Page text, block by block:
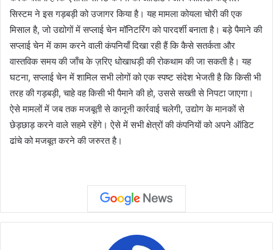
सिस्टम ने इस गड़बड़ी को उजागर किया है। यह मामला कोयला चोरी की एक
मिसाल है, जो उद्योगों में सप्लाई चेन मॉनिटरिंग को पारदर्शी बनाता है। बड़े पैमाने की
सप्लाई चेन में काम करने वाली कंपनियाँ दिखा रही हैं कि कैसे सतर्कता और
वास्तविक समय की जाँच के ज़रिए धोखाधड़ी की रोकथाम की जा सकती है। यह
घटना, सप्लाई चेन में शामिल सभी लोगों को एक स्पष्ट संदेश भेजती है कि किसी भी
तरह की गड़बड़ी, चाहे वह किसी भी पैमाने की हो, उससे सख्ती से निपटा जाएगा।
ऐसे मामलों में जब तक मजबूती से कानूनी कार्रवाई चलेगी, उद्योग के मानकों से
छेड़छाड़ करने वाले सहमे रहेंगे। ऐसे में सभी क्षेत्रों की कंपनियों को अपने ऑडिट
ढांचे को मजबूत करने की जरुरत है।